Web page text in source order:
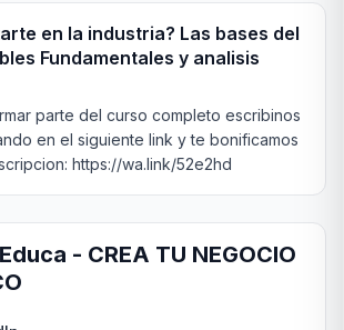
en la industria? Las bases del
Fundamentales y analisis
parte del curso completo escribinos
en el siguiente link y te bonificamos
https://wa.link/52e2hd
- CREA TU NEGOCIO